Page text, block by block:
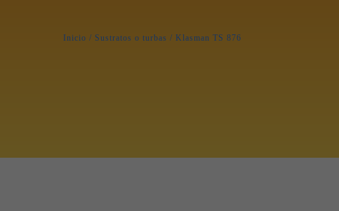
Inicio / Sustratos o turbas / Klasman TS 876